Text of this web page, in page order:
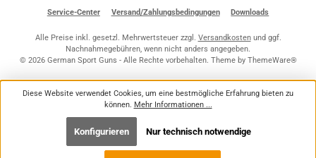
Service-Center Versand/Zahlungsbedingungen Downloads
Alle Preise inkl. gesetzl. Mehrwertsteuer zzgl. Versandkostenund ggf.
Nachnahmegebühren, wenn nicht anders angegeben.
© 2026 German Sport Guns - Alle Rechte vorbehalten. Theme by ThemeWare®
Diese Website verwendet Cookies, um eine bestmögliche Erfahrung bieten zu
können. Mehr Informationen ...
Nur technisch notwendige
Konfigurieren